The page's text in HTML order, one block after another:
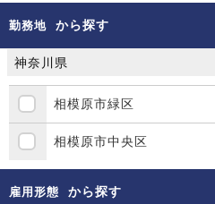
勤務地 から探す
神奈川県
相模原市緑区
相模原市中央区
雇用形態 から探す